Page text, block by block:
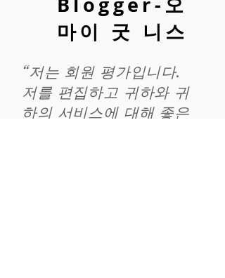
마이 굿 니스
“저는 회원 평가입니다.
저를 편집하고 귀하와 귀
하의 서비스에 대해 좋은